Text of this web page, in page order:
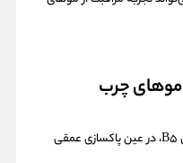
موهای چرب
شامپو لورال خارجی با خاک رس و ویتامین B5، در عین پاکسازی عمقی